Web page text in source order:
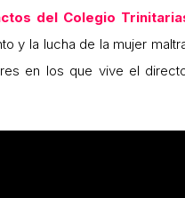
del Colegio
y la lucha de la mujer
en los que vive el